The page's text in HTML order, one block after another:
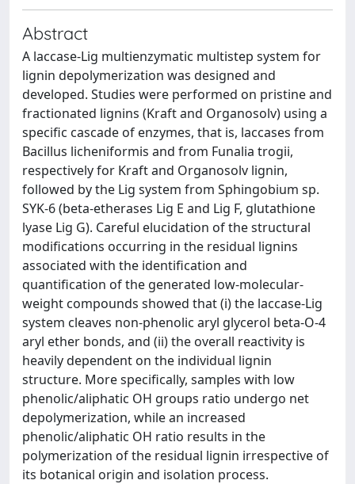
Abstract
A laccase-Lig multienzymatic multistep system for
lignin depolymerization was designed and
developed. Studies were performed on pristine and
fractionated lignins (Kraft and Organosolv) using a
specific cascade of enzymes, that is, laccases from
Bacillus licheniformis and from Funalia trogii,
respectively for Kraft and Organosolv lignin,
followed by the Lig system from Sphingobium sp.
SYK-6 (beta-etherases Lig E and Lig F, glutathione
lyase Lig G). Careful elucidation of the structural
modifications occurring in the residual lignins
associated with the identification and
quantification of the generated low-molecular-
weight compounds showed that (i) the laccase-Lig
system cleaves non-phenolic aryl glycerol beta-O-4
aryl ether bonds, and (ii) the overall reactivity is
heavily dependent on the individual lignin
structure. More specifically, samples with low
phenolic/aliphatic OH groups ratio undergo net
depolymerization, while an increased
phenolic/aliphatic OH ratio results in the
polymerization of the residual lignin irrespective of
its botanical origin and isolation process.